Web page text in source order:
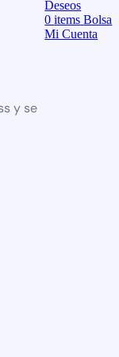
y se
Deseos
0items Bolsa
Mi Cuenta